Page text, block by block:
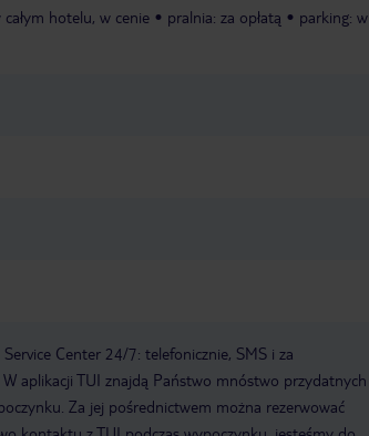
hotelu, w cenie pralnia: za opłatą
parking: w
Center 24/7: telefonicznie, SMS i za
aplikacji TUI znajdą Państwo mnóstwo przydatnych
Za jej pośrednictwem można rezerwować